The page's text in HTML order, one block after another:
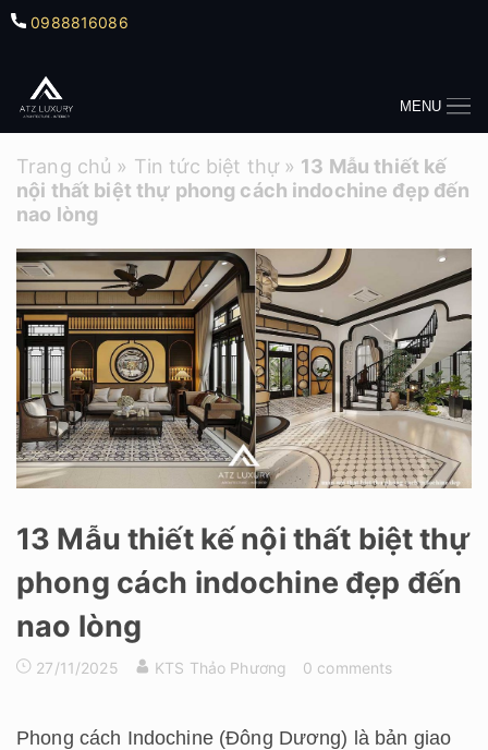
0988816086
MENU
Trang chủ » Tin tức biệt thự» 13 Mẫu thiết kế
nội thất biệt thự phong cách indochine đẹp đến
nao lòng
13 Mẫu thiết kế nội thất biệt thự
phong cách indochine đẹp đến
nao lòng
27/11/2025 KTS Thảo Phương 0 comments
Phong cách Indochine (Đông Dương) là bản giao